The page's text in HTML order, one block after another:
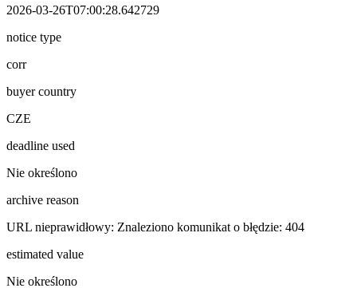
2026-03-26T07:00:28.642729
notice type
corr
buyer country
CZE
deadline used
Nie określono
archive reason
URL nieprawidłowy: Znaleziono komunikat o błędzie: 404
estimated value
Nie określono